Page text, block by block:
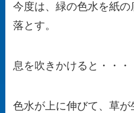
今度は、緑の色水を紙
落とす。
息を吹きかけると・・・
色水が上に伸びて、草が